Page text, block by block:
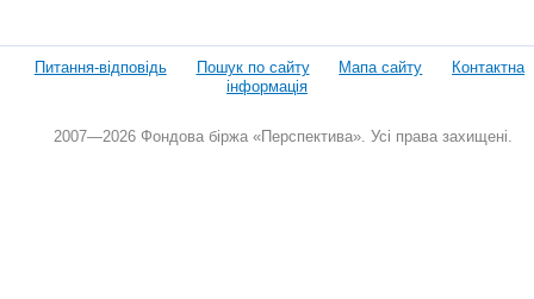
Питання-відповідь Пошук по сайту Мапа сайту
Контактна
інформація
2007—2026 Фондова біржа «Перспектива». Усі права захищені.